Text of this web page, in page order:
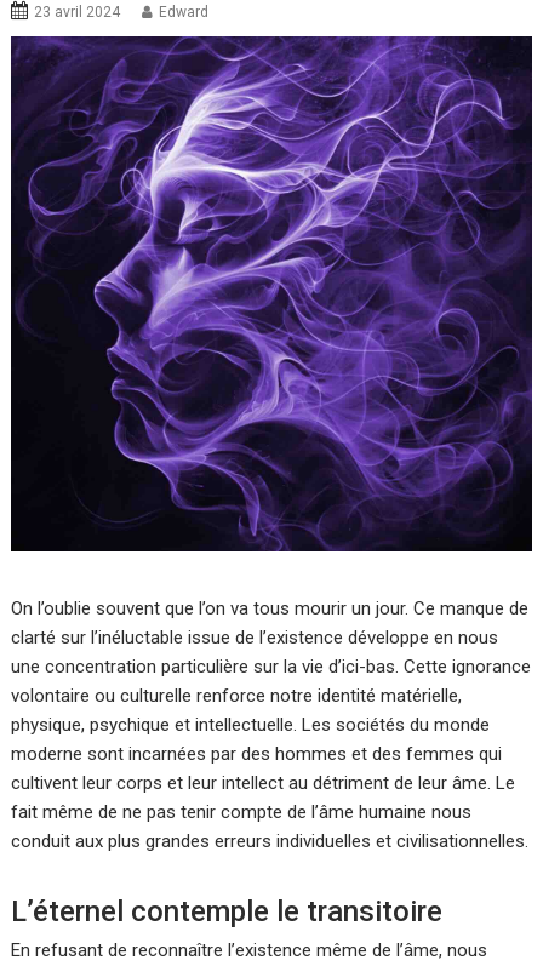
23 avril 2024 Edward
On l’oublie souvent que l’on va tous mourir un jour. Ce manque de
clarté sur l’inéluctable issue de l’existence développe en nous
une concentration particulière sur la vie d’ici-bas. Cette ignorance
volontaire ou culturelle renforce notre identité matérielle,
physique, psychique et intellectuelle. Les sociétés du monde
moderne sont incarnées par des hommes et des femmes qui
cultivent leur corps et leur intellect au détriment de leur âme. Le
fait même de ne pas tenir compte de l’âme humaine nous
conduit aux plus grandes erreurs individuelles et civilisationnelles.
L’éternel contemple le transitoire
En refusant de reconnaître l’existence même de l’âme, nous